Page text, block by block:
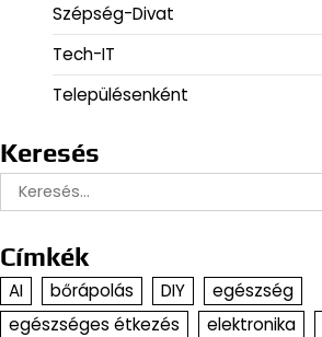
Szépség-Divat
Tech-IT
Településenként
Keresés
Keresés:
Címkék
AI bőrápolás DIY
egészség
egészséges étkezés
elektronika